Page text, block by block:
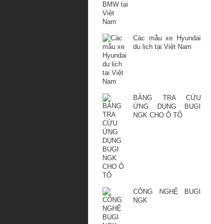
Các mẫu xe Hyundai
du lịch tại Việt Nam
BẢNG TRA CỨU
ỨNG DỤNG BUGI
NGK CHO Ô TÔ
CÔNG NGHỆ BUGI
NGK